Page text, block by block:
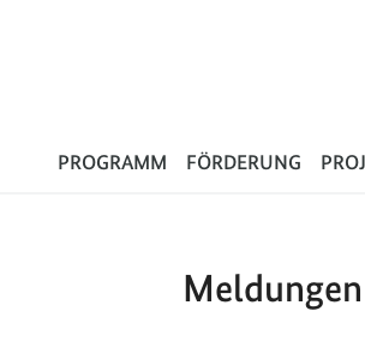
PROGRAMM FÖRDERUNG
Meldungen